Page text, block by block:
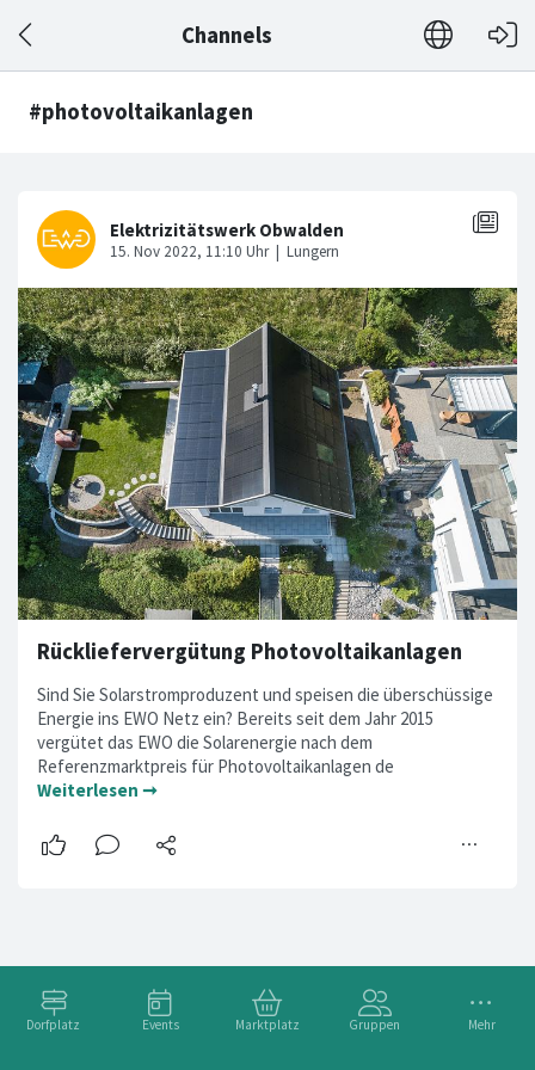
Channels
Dorfplatz Events Marktplatz Gruppen Mehr
#photovoltaikanlagen
Rückliefervergütung Photovoltaikanlagen
Sind Sie Solarstromproduzent und speisen die überschüssige
Energie ins EWO Netz ein? Bereits seit dem Jahr 2015
vergütet das EWO die Solarenergie nach dem
Referenzmarktpreis für Photovoltaikanlagen de
Weiterlesen ➞